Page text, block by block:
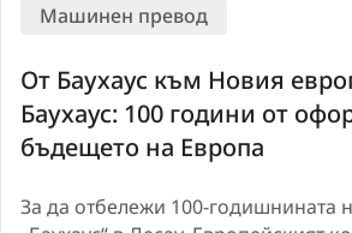
От Баухаус към Новия
Баухаус: 100 години от
бъдещето на Европа
За да отбележи 100-годишнината
Машинен превод